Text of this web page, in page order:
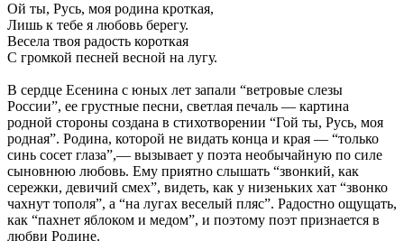
Ой ты, Русь, моя родина кроткая,
Лишь к тебе я любовь берегу.
Весела твоя радость короткая
С громкой песней весной на лугу.
В сердце Есенина с юных лет запали “ветровые слезы
России”, ее грустные песни, светлая печаль — картина
родной стороны создана в стихотворении “Гой ты, Русь, моя
родная”. Родина, которой не видать конца и края — “только
синь сосет глаза”,— вызывает у поэта необычайную по силе
сыновнюю любовь. Ему приятно слышать “звонкий, как
сережки, девичий смех”, видеть, как у низеньких хат “звонко
чахнут тополя”, а “на лугах веселый пляс”. Радостно ощущать,
как “пахнет яблоком и медом”, и поэтому поэт признается в
любви Родине.